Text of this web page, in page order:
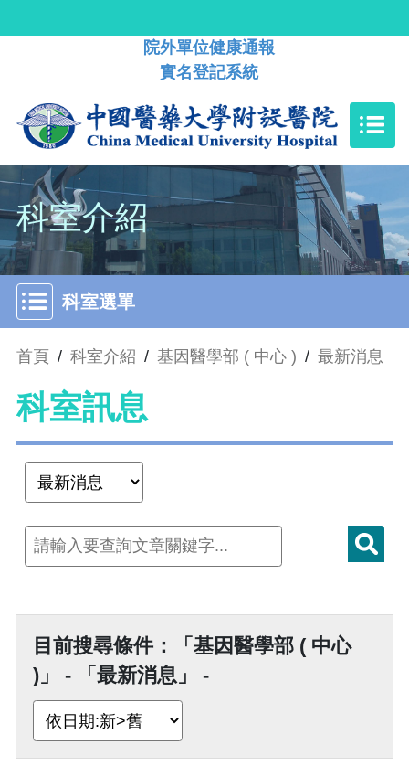
院外單位健康通報
實名登記系統
科室介紹
科室選單
首頁 / 科室介紹 / 基因醫學部 ( 中心 ) / 最新消息
科室訊息
目前搜尋條件：「基因醫學部 ( 中心
)」 - 「最新消息」 -